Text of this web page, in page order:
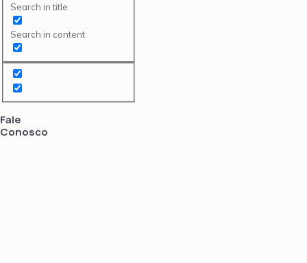
Search in title
Search in content
Fale
Conosco